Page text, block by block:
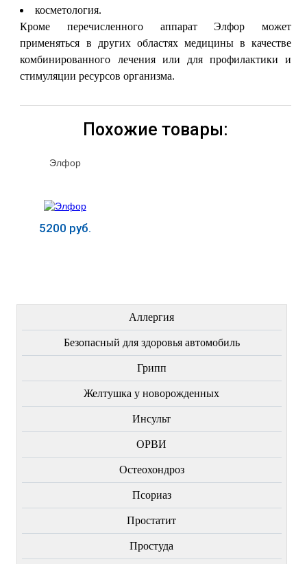
косметология.
Кроме перечисленного аппарат Элфор может
применяться в других областях медицины в качестве
комбинированного лечения или для профилактики и
стимуляции ресурсов организма.
Похожие товары:
Элфор
5200 руб.
Аллергия
Безопасный для здоровья автомобиль
Грипп
Желтушка у новорожденных
Инсульт
ОРВИ
Остеохондроз
Пcориаз
Простатит
Простуда